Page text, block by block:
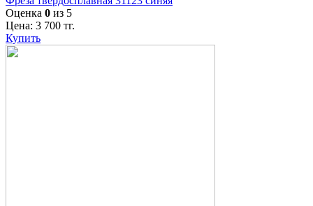
Оценка 0 из 5
Цена: 3 700 тг.
Купить